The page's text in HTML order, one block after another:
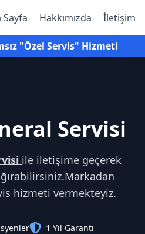
Sayfa Hakkımızda İletişim
"Özel Servis" Hizmeti
Servisi
ile iletişime geçerek
hizmeti vermekteyiz.
1 Yıl Garanti